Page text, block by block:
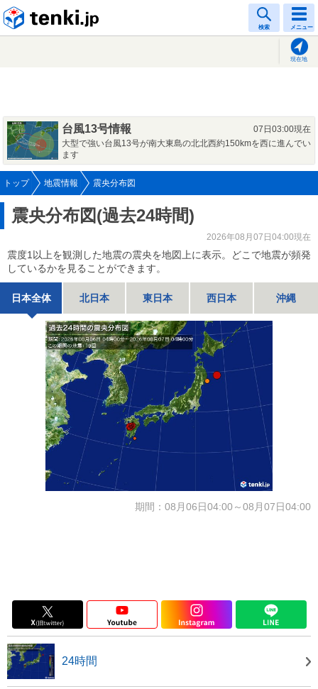
検索 メニュー
現在地
台風13号情報
07日03:00現在
大型で強い台風13号が南大東島の北北西約150kmを西に進んでい
ます
トップ 地震情報 震央分布図
震央分布図(過去24時間)
2026年08月07日04:00現在
震度1以上を観測した地震の震央を地図上に表示。どこで地震が頻発
しているかを見ることができます。
日本全体 北日本 東日本 西日本 沖縄
期間：08月06日04:00～08月07日04:00
24時間